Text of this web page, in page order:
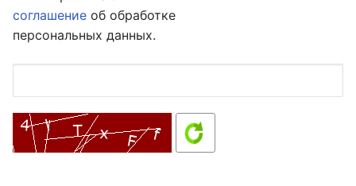
соглашение об обработке
персональных данных.